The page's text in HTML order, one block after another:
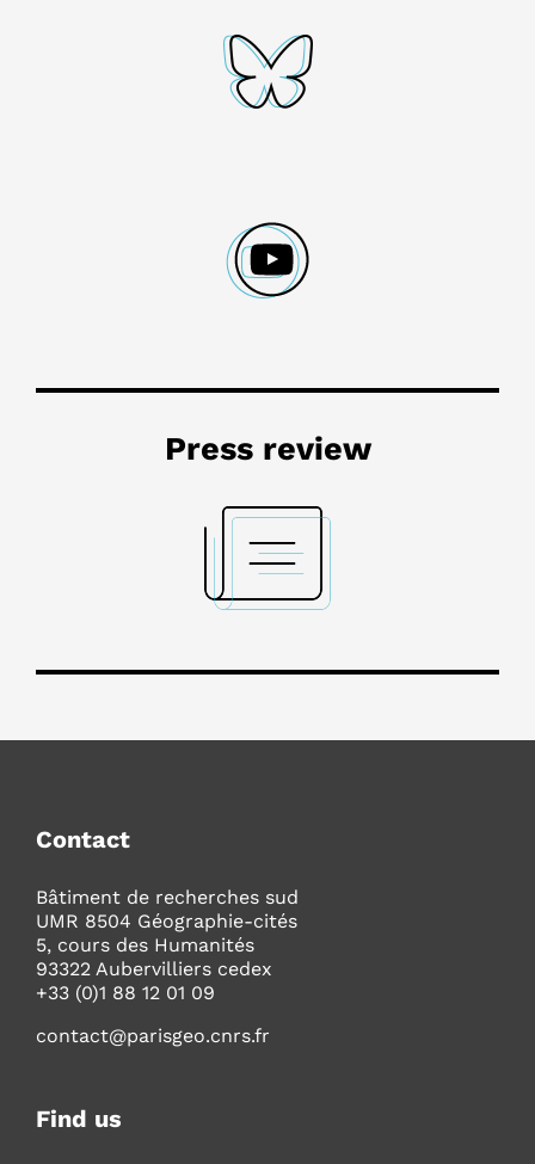
Press review
Contact
Bâtiment de recherches sud
UMR 8504 Géographie-cités
5, cours des Humanités
93322 Aubervilliers cedex
+33 (0)1 88 12 01 09
contact@parisgeo.cnrs.fr
Find us